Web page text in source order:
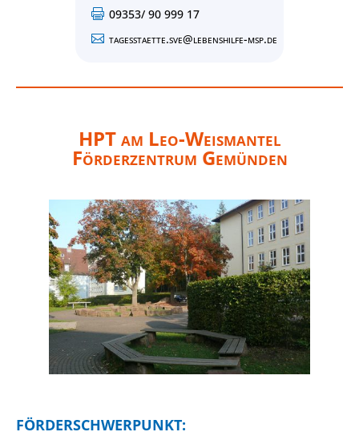
 09353/ 90 999 17
 tagesstaette.sve@lebenshilfe-msp.de
HPT am Leo-Weismantel
Förderzentrum Gemünden
FÖRDERSCHWERPUNKT: